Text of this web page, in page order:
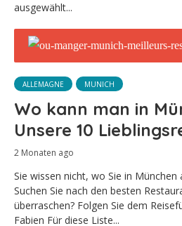
ausgewählt...
ALLEMAGNE MUNICH
Wo kann man in
Unsere 10
2 Monaten ago
Sie wissen nicht, wo Sie in
Suchen Sie nach den besten
überraschen? Folgen Sie dem
Fabien Für diese Liste...